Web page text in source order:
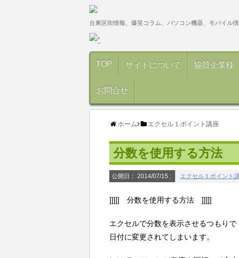
台東区街情報、爆笑コラム、パソコン機器、モバイル
TOP サイトについて 協賛企業様
お問合せ
ホーム エクセル１ポイント講座
分数を使用する方法
公開日： 2014/07/15 : エクセル１ポイント
]]]]] 分数を使用する方法 ]]]]]
エクセルで分数を表示させるつもり
日付に変更されてしまいます。